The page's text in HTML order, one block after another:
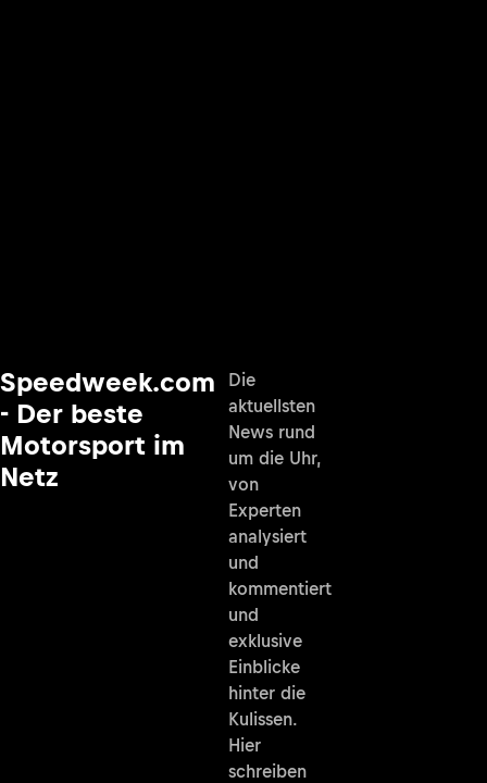
Speedweek.com
- Der beste
Motorsport im
Netz
Die
aktuellsten
News rund
um die Uhr,
von
Experten
analysiert
und
kommentiert
und
exklusive
Einblicke
hinter die
Kulissen.
Hier
schreiben